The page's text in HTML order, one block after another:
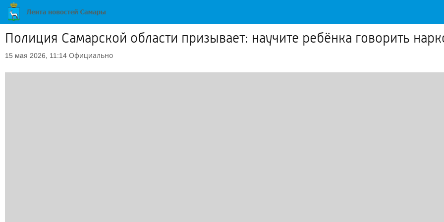
Полиция Самарской области призывает: научите ребёнка говорить
15 мая 2026, 11:14 Официально